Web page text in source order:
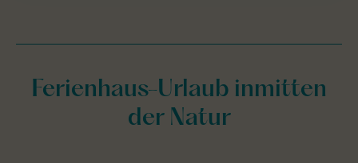
Ferienhaus-Urlaub inmitten
der Natur